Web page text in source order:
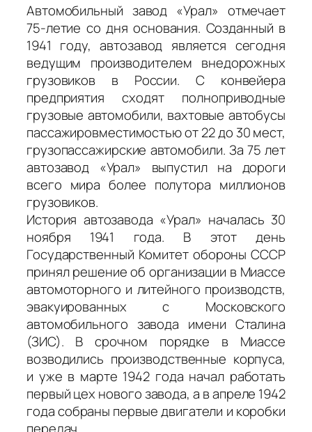
Автомобильный завод «Урал» отмечает
75-летие со дня основания. Созданный в
1941 году, автозавод является сегодня
ведущим производителем внедорожных
грузовиков в России. С конвейера
предприятия сходят полноприводные
грузовые автомобили, вахтовые автобусы
пассажировместимостью от 22 до 30 мест,
грузопассажирские автомобили. За 75 лет
автозавод «Урал» выпустил на дороги
всего мира более полутора миллионов
грузовиков.
История автозавода «Урал» началась 30
ноября 1941 года. В этот день
Государственный Комитет обороны СССР
принял решение об организации в Миассе
автомоторного и литейного производств,
эвакуированных с Московского
автомобильного завода имени Сталина
(ЗИС). В срочном порядке в Миассе
возводились производственные корпуса,
и уже в марте 1942 года начал работать
первый цех нового завода, а в апреле 1942
года собраны первые двигатели и коробки